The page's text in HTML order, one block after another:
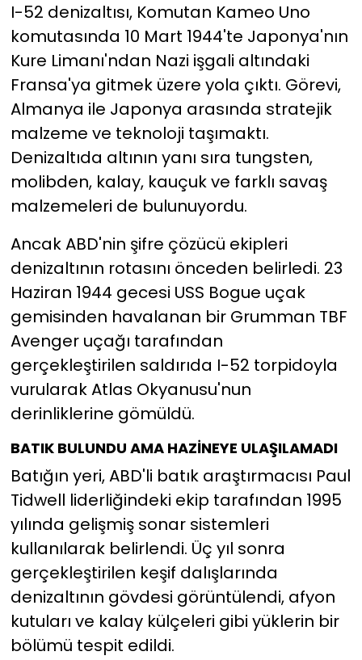
I-52 denizaltısı, Komutan Kameo Uno
komutasında 10 Mart 1944'te Japonya'nın
Kure Limanı'ndan Nazi işgali altındaki
Fransa'ya gitmek üzere yola çıktı. Görevi,
Almanya ile Japonya arasında stratejik
malzeme ve teknoloji taşımaktı.
Denizaltıda altının yanı sıra tungsten,
molibden, kalay, kauçuk ve farklı savaş
malzemeleri de bulunuyordu.
Ancak ABD'nin şifre çözücü ekipleri
denizaltının rotasını önceden belirledi. 23
Haziran 1944 gecesi USS Bogue uçak
gemisinden havalanan bir Grumman TBF
Avenger uçağı tarafından
gerçekleştirilen saldırıda I-52 torpidoyla
vurularak Atlas Okyanusu'nun
derinliklerine gömüldü.
BATIK BULUNDU AMA HAZİNEYE ULAŞILAMADI
Batığın yeri, ABD'li batık araştırmacısı Paul
Tidwell liderliğindeki ekip tarafından 1995
yılında gelişmiş sonar sistemleri
kullanılarak belirlendi. Üç yıl sonra
gerçekleştirilen keşif dalışlarında
denizaltının gövdesi görüntülendi, afyon
kutuları ve kalay külçeleri gibi yüklerin bir
bölümü tespit edildi.